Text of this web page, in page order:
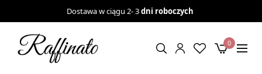
Dostawa w ciągu 2- 3dni roboczych
0